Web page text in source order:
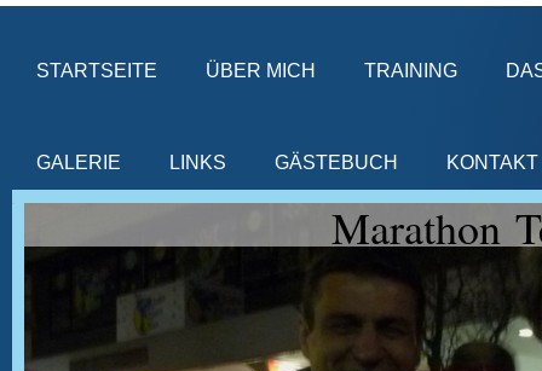
STARTSEITE ÜBER MICH TRAINING
GALERIE LINKS GÄSTEBUCH KONTAKT
Marathon